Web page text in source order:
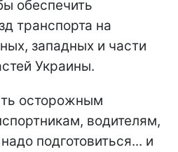
обеспечить
транспорта на
западных и части
Украины.
осторожным
водителям,
подготовиться... и